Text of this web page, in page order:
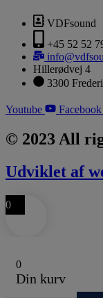
VDFsound
+45 52 52
Hillerødvej 4
3300
Youtube Facebook
© 2023 All
Udviklet af
0
0
Din kurv